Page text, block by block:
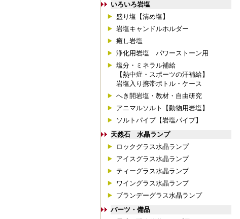
いろいろ岩塩
盛り塩【清め塩】
岩塩キャンドルホルダー
癒し岩塩
浄化用岩塩 パワーストーン用
塩分・ミネラル補給
【熱中症・スポーツの汗補給】
岩塩入り携帯ボトル・ケース
へき開岩塩・教材・自由研究
アニマルソルト【動物用岩塩】
ソルトパイプ【岩塩パイプ】
天然石 水晶ランプ
ロックグラス水晶ランプ
アイスグラス水晶ランプ
ティーグラス水晶ランプ
ワイングラス水晶ランプ
ブランデーグラス水晶ランプ
パーツ・備品